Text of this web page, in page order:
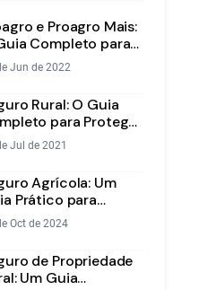
leiturae Proagro Mais:
Completo para
seu
Agrícola
Jun de 2022
Rural: O Guia
para Proteger
Lavoura em 2024
Jul de 2021
Agrícola: Um
Prático para
sua Lavoura e
Investimento
Oct de 2024
de Propriedade
Um Guia